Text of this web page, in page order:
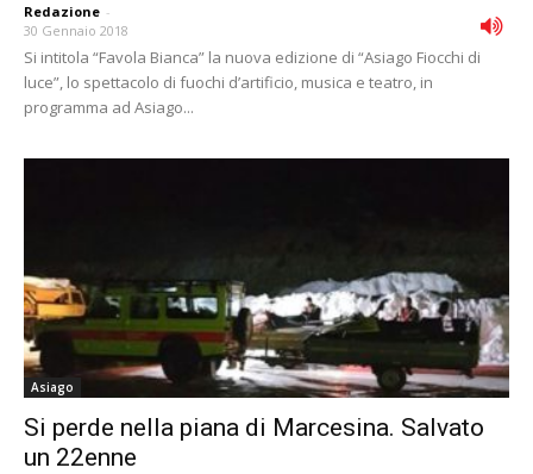
Redazione -
30 Gennaio 2018
Si intitola “Favola Bianca” la nuova edizione di “Asiago Fiocchi di
luce”, lo spettacolo di fuochi d’artificio, musica e teatro, in
programma ad Asiago...
Asiago
Si perde nella piana di Marcesina. Salvato
un 22enne